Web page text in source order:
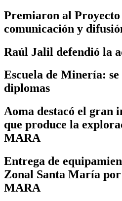
Premiaron al
comunicación y
Raúl Jalil defendió la
Escuela de Minería:
diplomas
Aoma destacó el gran
que produce la
MARA
Entrega de
Zonal Santa María
MARA